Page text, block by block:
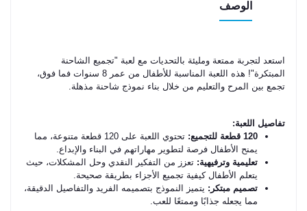
الوصف
استعد لتجربة ممتعة ومليئة بالتحديات مع لعبة "تجميع الشاحنة
المبتكرة"! هذه اللعبة المناسبة للأطفال من عمر 8 سنوات فما فوق،
تجمع بين المرح والتعليم من خلال بناء نموذج شاحنة مذهلة.
تفاصيل اللعبة:
120 قطعة للتجميع:
تحتوي اللعبة على 120 قطعة متنوعة، مما
يمنح الأطفال فرصة لتطوير مهاراتهم في البناء والإبداع.
تعليمية وترفيهية: تعزز من التفكير النقدي وحل المشكلات، حيث
يتعلم الأطفال كيفية تجميع الأجزاء بطريقة صحيحة.
تصميم مبتكر: يتميز النموذج بتصميمه الفريد والتفاصيل الدقيقة،
مما يجعله جذابًا وممتعًا للعب.